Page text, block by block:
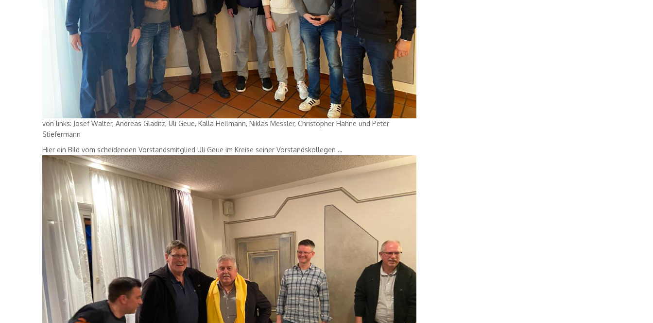
von links: Josef Walter, Andreas Gladitz, Uli Geue, Kalla Hellmann, Niklas Messler, Christopher Hahne und Peter
Stiefermann
Hier ein Bild vom scheidenden Vorstandsmitglied Uli Geue im Kreise seiner Vorstandskollegen …